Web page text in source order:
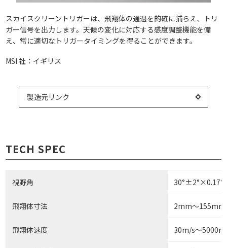
スカイスクリーントリガーは、飛翔体の通過を的確に捕らえ、トリ
ガー信号を出力します。天候の変化に対応する感度調整機能を備
え、常に適切なトリガータイミングを得ることができます。
MSI 社：イギリス
製造元リンク
TECH SPEC
視野角
飛翔体寸法 2mm～155mm
飛翔体速度 30m/s～